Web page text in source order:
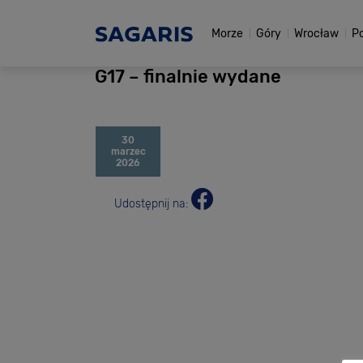
Morze Góry Wrocław
G17 – finalnie wydane
30
marzec
2026
Udostępnij na: